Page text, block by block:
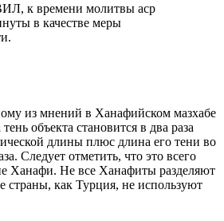
к времени молитвы аср
в качестве меры
из мнений в Ханафийском мазхабе
объекта становится в два раза
длины плюс длина его тени во
Следует отметить, что это всего
Ханафи. Не все Ханафиты разделяют
страны, как Турция, не используют